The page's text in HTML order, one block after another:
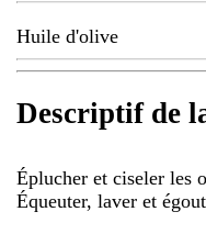
Huile d'olive
Descriptif de
Éplucher et ciseler les
Équeuter, laver et